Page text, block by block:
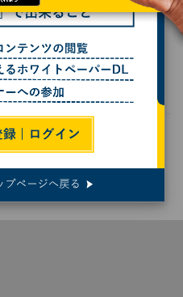
経営計画 「Inspire
は？